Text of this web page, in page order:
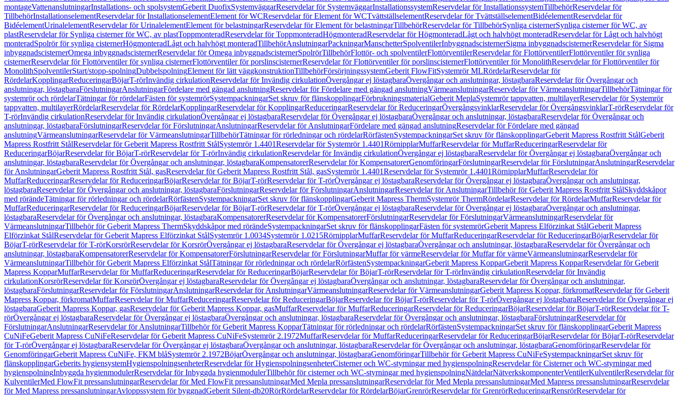
montageVattenanslutningarInstallations- och spolsystemGeberit DuofixSystemväggarReservdelar för SystemväggarInstallationssystemReservdelar för InstallationssystemTillbehörReservdelar för
TillbehörInstallationselementReservdelar för InstallationselementElement för WCReservdelar för Element för WCTvättställselementReservdelar för TvättställselementBidéelementReservdelar för
BidéelementUrinalelementReservdelar för UrinalelementElement för belastningarReservdelar för Element för belastningarTillbehörReservdelar för TillbehörSynliga cisternerSynliga cisterner för WC, av
plastReservdelar för Synliga cisterner för WC, av plastToppmonteradReservdelar för ToppmonteradHögmonteradReservdelar för HögmonteradLågt och halvhögt monteradReservdelar för Lågt och halvhögt
monteradSpolrör för synliga cisternerHögmonteradLågt och halvhögt monteradTillbehörAnslutningarPackningarManschetterSpolventilerInbyggnadscisternerSigma inbyggnadscisternerReservdelar för Sigma
inbyggnadscisternerOmega inbyggnadscisternerReservdelar för Omega inbyggnadscisternerSpolrörTillbehörFlottör- och spolventilerFlottörventilerReservdelar för FlottörventilerFlottörventiler för synliga
cisternerReservdelar för Flottörventiler för synliga cisternerFlottörventiler för porslinscisternerReservdelar för Flottörventiler för porslinscisternerFlottörventiler för MonolithReservdelar för Flottörventiler för
MonolithSpolventilerStart/stopp-spolningDubbelspolningElement för lätt väggkonstruktionTillbehörFörsörjningssystemGeberit FlowFitSystemrör MLRördelarReservdelar för
RördelarKopplingarReduceringarBöjarT-rörInvändig cirkulationReservdelar för Invändig cirkulationÖvergångar ej löstagbaraÖvergångar och anslutningar, löstagbaraReservdelar för Övergångar och
anslutningar, löstagbaraFörslutningarAnslutningarFördelare med gängad anslutningReservdelar för Fördelare med gängad anslutningVärmeanslutningarReservdelar för VärmeanslutningarTillbehörTätningar för
systemrör och rördelarTätningar för rördelarFästen för systemrörSystempackningarSet skruv för flänskopplingarFörbrukningsmaterialGeberit MeplaSystemrör tappvatten, multilayerReservdelar för Systemrör
tappvatten, multilayerRördelarReservdelar för RördelarKopplingarReservdelar för KopplingarReduceringarReservdelar för ReduceringarÖvergångsvinklarReservdelar för ÖvergångsvinklarT-rörReservdelar för
T-rörInvändig cirkulationReservdelar för Invändig cirkulationÖvergångar ej löstagbaraReservdelar för Övergångar ej löstagbaraÖvergångar och anslutningar, löstagbaraReservdelar för Övergångar och
anslutningar, löstagbaraFörslutningarReservdelar för FörslutningarAnslutningarReservdelar för AnslutningarFördelare med gängad anslutningReservdelar för Fördelare med gängad
anslutningVärmeanslutningarReservdelar för VärmeanslutningarTillbehörTätningar för rörledningar och rördelarRörfästenSystempackningarSet skruv för flänskopplingarGeberit Mapress Rostfritt StålGeberit
Mapress Rostfritt StålReservdelar för Geberit Mapress Rostfritt StålSystemrör 1.4401Reservdelar för Systemrör 1.4401RörnipplarMuffarReservdelar för MuffarReduceringarReservdelar för
ReduceringarBöjarReservdelar för BöjarT-rörReservdelar för T-rörInvändig cirkulationReservdelar för Invändig cirkulationÖvergångar ej löstagbaraReservdelar för Övergångar ej löstagbaraÖvergångar och
anslutningar, löstagbaraReservdelar för Övergångar och anslutningar, löstagbaraKompensatorerReservdelar för KompensatorerGenomföringarFörslutningarReservdelar för FörslutningarAnslutningarReservdelar
för AnslutningarGeberit Mapress Rostfritt Stål, gasReservdelar för Geberit Mapress Rostfritt Stål, gasSystemrör 1.4401Reservdelar för Systemrör 1.4401RörnipplarMuffarReservdelar för
MuffarReduceringarReservdelar för ReduceringarBöjarReservdelar för BöjarT-rörReservdelar för T-rörÖvergångar ej löstagbaraReservdelar för Övergångar ej löstagbaraÖvergångar och anslutningar,
löstagbaraReservdelar för Övergångar och anslutningar, löstagbaraFörslutningarReservdelar för FörslutningarAnslutningarReservdelar för AnslutningarTillbehör för Geberit Mapress Rostfritt StålSkyddskåpor
med rörändeTätningar för rörledningar och rördelarRörfästenSystempackningarSet skruv för flänskopplingarGeberit Mapress ThermSystemrör ThermRördelarReservdelar för RördelarMuffarReservdelar för
MuffarReduceringarReservdelar för ReduceringarBöjarReservdelar för BöjarT-rörReservdelar för T-rörÖvergångar ej löstagbaraReservdelar för Övergångar ej löstagbaraÖvergångar och anslutningar,
löstagbaraReservdelar för Övergångar och anslutningar, löstagbaraKompensatorerReservdelar för KompensatorerFörslutningarReservdelar för FörslutningarVärmeanslutningarReservdelar för
VärmeanslutningarTillbehör för Geberit Mapress ThermSkyddskåpor med rörändeSystempackningarSet skruv för flänskopplingarFästen för systemrörGeberit Mapress Elförzinkat StålGeberit Mapress
Elförzinkat StålReservdelar för Geberit Mapress Elförzinkat StålSystemrör 1.0034Systemrör 1.0215RörnipplarMuffarReservdelar för MuffarReduceringarReservdelar för ReduceringarBöjarReservdelar för
BöjarT-rörReservdelar för T-rörKorsrörReservdelar för KorsrörÖvergångar ej löstagbaraReservdelar för Övergångar ej löstagbaraÖvergångar och anslutningar, löstagbaraReservdelar för Övergångar och
anslutningar, löstagbaraKompensatorerReservdelar för KompensatorerFörslutningarReservdelar för FörslutningarMuffar för värmeReservdelar för Muffar för värmeVärmeanslutningarReservdelar för
VärmeanslutningarTillbehör för Geberit Mapress Elförzinkat StålTätningar för rörledningar och rördelarRörfästenSystempackningarGeberit Mapress KopparGeberit Mapress KopparReservdelar för Geberit
Mapress KopparMuffarReservdelar för MuffarReduceringarReservdelar för ReduceringarBöjarReservdelar för BöjarT-rörReservdelar för T-rörInvändig cirkulationReservdelar för Invändig
cirkulationKorsrörReservdelar för KorsrörÖvergångar ej löstagbaraReservdelar för Övergångar ej löstagbaraÖvergångar och anslutningar, löstagbaraReservdelar för Övergångar och anslutningar,
löstagbaraFörslutningarReservdelar för FörslutningarAnslutningarReservdelar för AnslutningarVärmeanslutningarReservdelar för VärmeanslutningarGeberit Mapress Koppar, förkromatReservdelar för Geberit
Mapress Koppar, förkromatMuffarReservdelar för MuffarReduceringarReservdelar för ReduceringarBöjarReservdelar för BöjarT-rörReservdelar för T-rörÖvergångar ej löstagbaraReservdelar för Övergångar ej
löstagbaraGeberit Mapress Koppar, gasReservdelar för Geberit Mapress Koppar, gasMuffarReservdelar för MuffarReduceringarReservdelar för ReduceringarBöjarReservdelar för BöjarT-rörReservdelar för T-
rörÖvergångar ej löstagbaraReservdelar för Övergångar ej löstagbaraÖvergångar och anslutningar, löstagbaraReservdelar för Övergångar och anslutningar, löstagbaraFörslutningarReservdelar för
FörslutningarAnslutningarReservdelar för AnslutningarTillbehör för Geberit Mapress KopparTätningar för rörledningar och rördelarRörfästenSystempackningarSet skruv för flänskopplingarGeberit Mapress
CuNiFeGeberit Mapress CuNiFeReservdelar för Geberit Mapress CuNiFeSystemrör 2.1972MuffarReservdelar för MuffarReduceringarReservdelar för ReduceringarBöjarReservdelar för BöjarT-rörReservdelar
för T-rörÖvergångar ej löstagbaraReservdelar för Övergångar ej löstagbaraÖvergångar och anslutningar, löstagbaraReservdelar för Övergångar och anslutningar, löstagbaraGenomföringarReservdelar för
GenomföringarGeberit Mapress CuNiFe, FKM blåSystemrör 2.1972BöjarÖvergångar och anslutningar, löstagbaraGenomföringarTillbehör för Geberit Mapress CuNiFeSystempackningarSet skruv för
flänskopplingarGeberits hygiensystemHygienspolningsenheterReservdelar för HygienspolningsenheterCisterner och WC-styrningar med hygienspolningReservdelar för Cisterner och WC-styrningar med
hygienspolningInbyggda hygienmodulerReservdelar för Inbyggda hygienmodulerTillbehör för cisterner och WC-styrningar med hygienspolningNätdelarNätverkskomponenterVentilerKulventilerReservdelar för
KulventilerMed FlowFit pressanslutningarReservdelar för Med FlowFit pressanslutningarMed Mepla pressanslutningarReservdelar för Med Mepla pressanslutningarMed Mapress pressanslutningarReservdelar
för Med Mapress pressanslutningarAvloppssystem för byggnadGeberit Silent-db20RörRördelarReservdelar för RördelarBöjarGrenrörReservdelar för GrenrörReduceringarRensrörReservdelar för